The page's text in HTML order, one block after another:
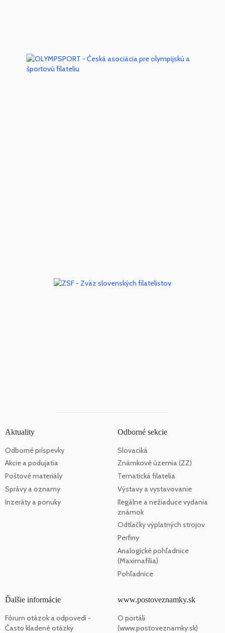
Aktuality
Odborné príspevky
Akcie a podujatia
Poštové materiály
Správy a oznamy
Inzeráty a ponuky
Odborné sekcie
Slovaciká
Známkové územia (ZZ)
Tematická filatelia
Výstavy a vystavovanie
Ilegálne a nežiaduce vydania
známok
Odtlačky výplatných strojov
Perfiny
Analogické pohľadnice
(Maximafília)
Pohľadnice
Ďalšie informácie
Fórum otázok a odpovedí -
Často kladené otázky
www.postoveznamky.sk
O portáli
(www.postoveznamky.sk)